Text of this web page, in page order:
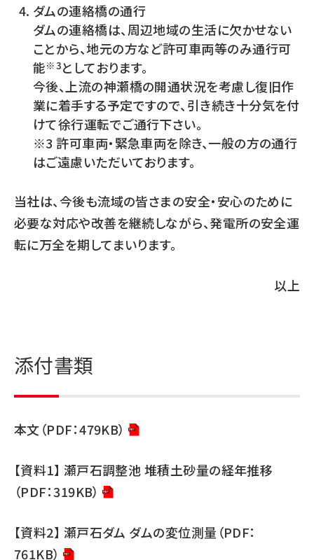
ダムの連絡橋の通行
ダムの連絡橋は、周辺地域の生活に欠かせない
ことから、地元の方など許可車両等のみ通行可
能※3としております。
今後、上流の神瀬橋の開通状況を考慮し復旧作
業に着手する予定ですので、引き続き十分気を付
けて徐行運転でご通行下さい。
※3 許可車両・緊急車両を除き、一般の方の通行
はご遠慮いただいております。
当社は、今後も流域の皆さまの安全・安心のために
必要な対応や改善を継続しながら、発電所の安全運
転に万全を期してまいります。
以上
添付書類
本文（PDF：479KB）
【資料1】 瀬戸石調整池 堆積土砂量の経年推移
（PDF：319KB）
【資料2】 瀬戸石ダム ダムの変位測量（PDF：
761KB）